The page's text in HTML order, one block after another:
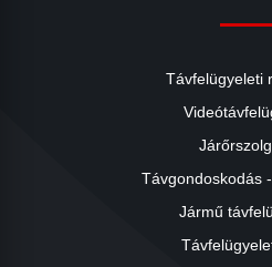
Távfelügyeleti
Távgondoskodás
Jármű